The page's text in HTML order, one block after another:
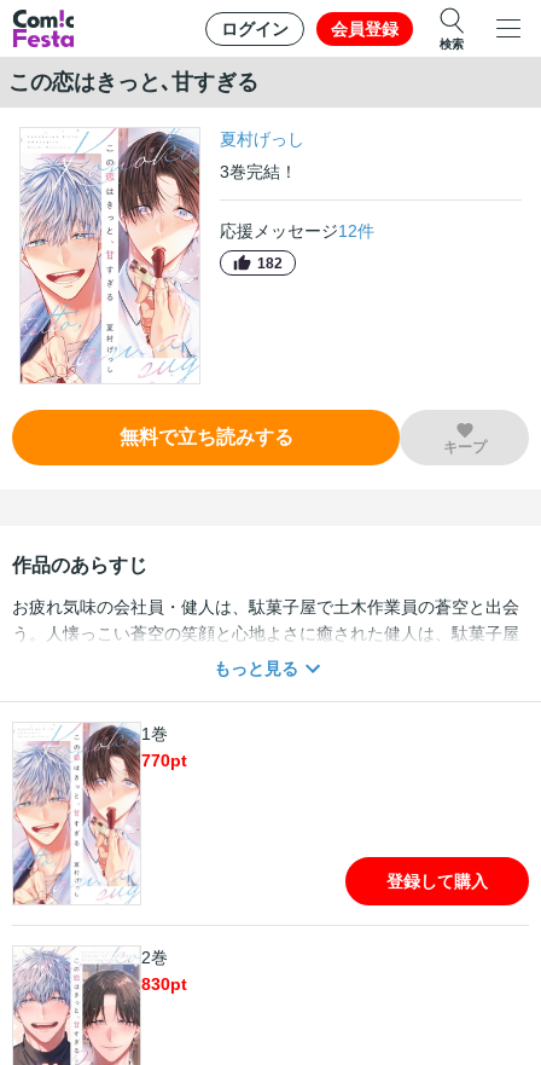
ログイン 会員登録
検索
この恋はきっと､甘すぎる
夏村げっし
3巻完結！
応援メッセージ12件
182
無料で立ち読みする キープ
作品のあらすじ
お疲れ気味の会社員・健人は、駄菓子屋で土木作業員の蒼空と出会
う。人懐っこい蒼空の笑顔と心地よさに癒された健人は、駄菓子屋
に通うようになり、次第に蒼空を意識し始める。そんなある日、転
マンが繰り広げる特濃スイート・ラブ！！
もっと見る
1巻
770pt
登録して購入
2巻
830pt